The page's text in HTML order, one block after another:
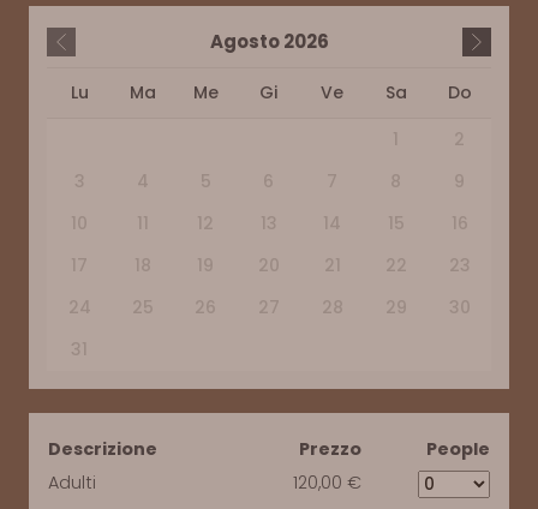
Agosto 2026
Lu Ma Me Gi Ve Sa
Do
1
2
3
4 5 6 7 8
9
10
11 12 13 14 15
16
17
18 19 20 21 22
23
24
25 26 27 28 29
30
31
Descrizione Prezzo
People
Adulti
120,00 €